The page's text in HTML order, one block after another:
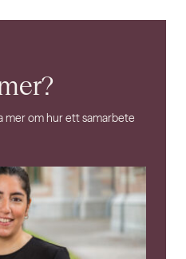
mer om hur ett samarbete